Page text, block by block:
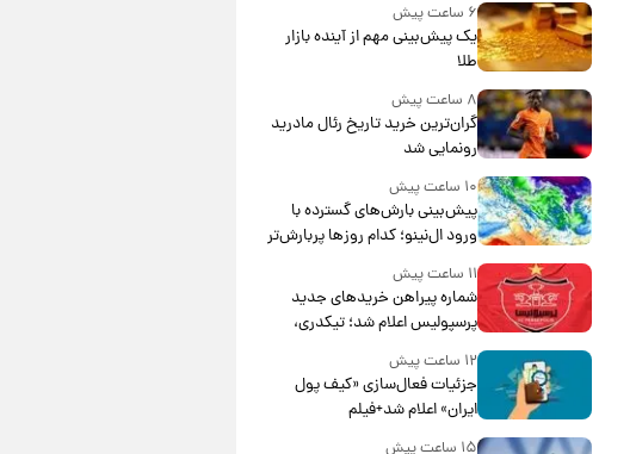
۶ ساعت پیش
یک پیش‌بینی مهم از آینده بازار
طلا
۸ ساعت پیش
گران‌ترین خرید تاریخ رئال مادرید
رونمایی شد
۱۰ ساعت پیش
پیش‌بینی بارش‌های گسترده با
ورود ال‌نینو؛ کدام روزها پربارش‌تر
خواهند بود؟
۱۱ ساعت پیش
شماره پیراهن خریدهای جدید
پرسپولیس اعلام شد؛ تیکدری،
محبی و سرگیف با اعداد ویژه
۱۲ ساعت پیش
جزئیات فعال‌سازی «کیف پول
ایران» اعلام شد+فیلم
۱۵ ساعت پیش